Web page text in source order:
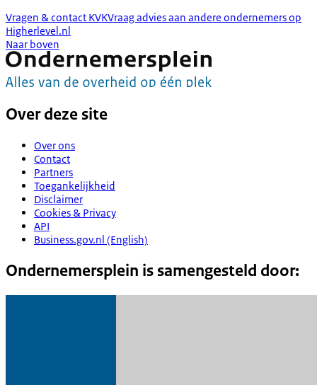
Vragen & contact KVKVraag advies aan andere ondernemers op
Higherlevel.nl
Naar boven
Over deze site
Over ons
Contact
Partners
Toegankelijkheid
Disclaimer
Cookies & Privacy
API
Business.gov.nl (English)
Ondernemersplein is samengesteld door: